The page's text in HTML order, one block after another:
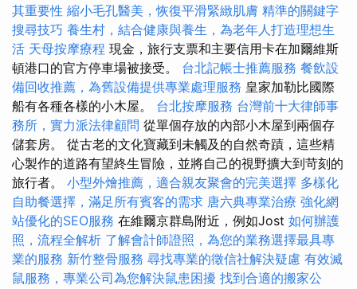
其重要性 縮小毛孔醫美，恢復平滑緊緻肌膚 精準的關鍵字
搜尋技巧 養生村，結合健康與養生，為老年人打造理想生
活 天母按摩療程 現金，旅行支票和主要信用卡在加爾維斯
頓港口的官方停車場被接受。 台北記帳士推薦服務 餐飲設
備回收推薦，為舊設備提供專業處理服務 皇家加勒比國際
船有各種各樣的小木屋。 台北按摩服務 台灣前十大律師事
務所，實力派法律顧問 從單個存放的內部小木屋到兩個存
儲套房。 從古老的文化寶藏到未觸及的自然奇蹟，這些精
心製作的道路有望終生冒險，並將自己的視野擴大到苛刻的
旅行者。 小型外燴推薦，適合親友聚會的完美選擇 多樣化
自助餐選擇，滿足所有賓客的需求 唐六典專業治療 強化網
站優化的SEO服務 在維爾京群島附近，例如Jost 如何辦護
照，流程全解析 了解會計師證照，為您的業務選擇最具專
業的服務 新竹整骨服務 尋找專業的徵信社解決疑慮 有效滅
鼠服務，專業公司為您解決鼠患困擾 找到合適的搬家公